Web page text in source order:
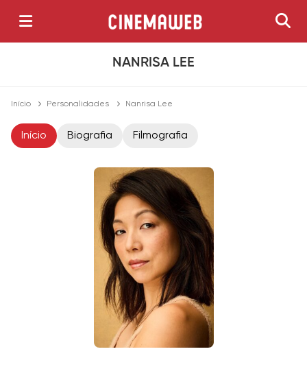
NANRISA LEE
Início Personalidades Nanrisa Lee
Início Biografia Filmografia